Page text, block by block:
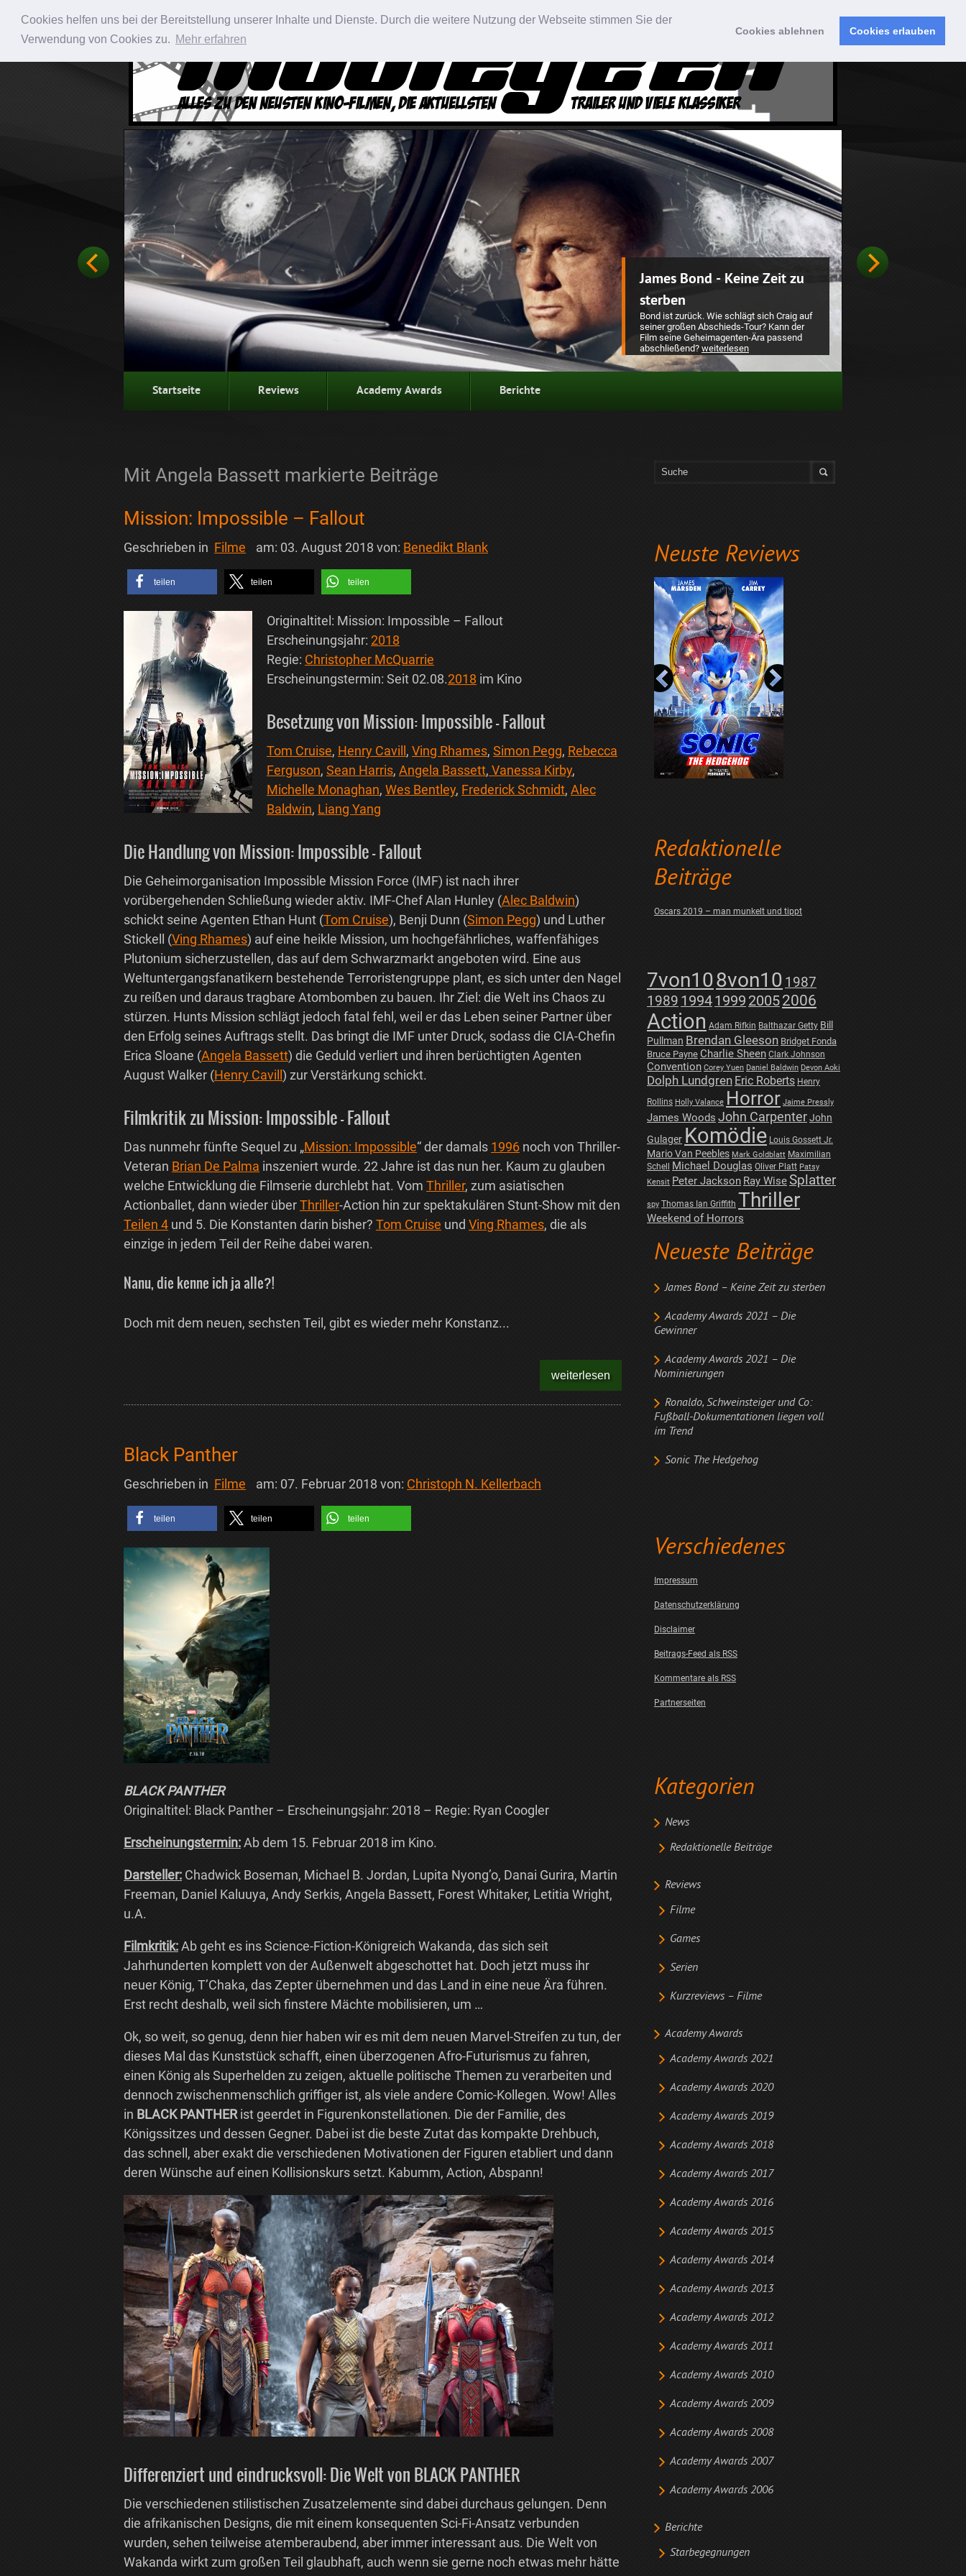
Cookies helfen uns bei der Bereitstellung unserer Inhalte und Dienste. Durch die weitere Nutzung der Webseite stimmen Sie der
Verwendung von Cookies zu. Mehr erfahren
Cookies ablehnen Cookies erlauben
Sonic The Hedgehog
Der blaue Igel rast mit auf die große
Leinwand. Die Frage ist: Anschaubar, oder
Totalschaden?weiterlesen
Startseite Reviews Academy Awards Berichte
Neuste Reviews
Redaktionelle
Beiträge
Oscars 2019 – man munkelt und tippt
7von108von10 1987
1989 19941999 20052006
Action Adam Rifkin Balthazar Getty Bill
Pullman Brendan Gleeson Bridget Fonda
Bruce Payne Charlie Sheen Clark Johnson
Convention Corey Yuen Daniel Baldwin Devon Aoki
Dolph Lundgren Eric Roberts Henry
Rollins Holly Valance Horror Jaime Pressly
James Woods John CarpenterJohn
Gulager Komödie Louis Gossett Jr.
Mario Van Peebles Mark Goldblatt Maximilian
Schell
Michael Douglas Oliver Platt Patsy
Kensit Peter Jackson Ray WiseSplatter
spy Thomas Ian Griffith Thriller
Weekend of Horrors
Neueste Beiträge
James Bond – Keine Zeit zu sterben
Academy Awards 2021 – Die
Gewinner
Academy Awards 2021 – Die
Nominierungen
Ronaldo, Schweinsteiger und Co:
Fußball-Dokumentationen liegen voll
im Trend
Sonic The Hedgehog
Verschiedenes
Impressum
Datenschutzerklärung
Disclaimer
Beitrags-Feed als RSS
Kommentare als RSS
Partnerseiten
Kategorien
News
Redaktionelle Beiträge
Reviews
Filme
Games
Serien
Kurzreviews – Filme
Academy Awards
Academy Awards 2021
Academy Awards 2020
Academy Awards 2019
Academy Awards 2018
Academy Awards 2017
Academy Awards 2016
Academy Awards 2015
Academy Awards 2014
Academy Awards 2013
Academy Awards 2012
Academy Awards 2011
Academy Awards 2010
Academy Awards 2009
Academy Awards 2008
Academy Awards 2007
Academy Awards 2006
Berichte
Starbegegnungen
Mit Angela Bassett markierte Beiträge
Mission: Impossible – Fallout
Geschrieben in Filme am: 03. August 2018 von: Benedikt Blank
teilen teilen teilen
Originaltitel: Mission: Impossible – Fallout
Erscheinungsjahr: 2018
Regie: Christopher McQuarrie
Erscheinungstermin: Seit 02.08.2018 im Kino
Besetzung von Mission: Impossible – Fallout
Tom Cruise, Henry Cavill, Ving Rhames, Simon Pegg, Rebecca
Ferguson, Sean Harris, Angela Bassett, Vanessa Kirby,
Michelle Monaghan, Wes Bentley, Frederick Schmidt, Alec
Baldwin, Liang Yang
Die Handlung von Mission: Impossible – Fallout
Die Geheimorganisation Impossible Mission Force (IMF) ist nach ihrer
vorübergehenden Schließung wieder aktiv. IMF-Chef Alan Hunley (Alec Baldwin)
schickt seine Agenten Ethan Hunt (Tom Cruise), Benji Dunn (Simon Pegg) und Luther
Stickell (Ving Rhames) auf eine heikle Mission, um hochgefährliches, waffenfähiges
Plutonium sicherzustellen, das auf dem Schwarzmarkt angeboten wird. Eine aus
Weltuntergangsfanatikern bestehende Terroristengruppe plant, es sich unter den Nagel
zu reißen und daraus tragbare Atombomben zu bauen. Ihr Ziel: die Welt ins Chaos zu
stürzen. Hunts Mission schlägt jedoch fatal fehl, weil er das Leben seiner Partner über
den Erfolg seines Auftrags stellt. Das bringt die IMF unter Druck, sodass die CIA-Chefin
Erica Sloane (Angela Bassett) die Geduld verliert und ihren berüchtigten Agenten
August Walker (Henry Cavill) zur Verstärkung schickt.
Filmkritik zu Mission: Impossible – Fallout
Das nunmehr fünfte Sequel zu „Mission: Impossible“ der damals 1996 noch von Thriller-
Veteran Brian De Palma inszeniert wurde. 22 Jahre ist das nun her. Kaum zu glauben
welche Entwicklung die Filmserie durchlebt hat. Vom Thriller, zum asiatischen
Actionballet, dann wieder überThriller-Action hin zur spektakulären Stunt-Show mit den
Teilen 4 und 5. Die Konstanten darin bisher? Tom Cruise und Ving Rhames, die als
einzige in jedem Teil der Reihe dabei waren.
Nanu, die kenne ich ja alle?!
Doch mit dem neuen, sechsten Teil, gibt es wieder mehr Konstanz...
weiterlesen
Black Panther
Geschrieben in Filme am: 07. Februar 2018 von: Christoph N. Kellerbach
teilen teilen teilen
BLACK PANTHER
Originaltitel: Black Panther – Erscheinungsjahr: 2018 – Regie: Ryan Coogler
Erscheinungstermin:Ab dem 15. Februar 2018 im Kino.
Darsteller: Chadwick Boseman, Michael B. Jordan, Lupita Nyong’o, Danai Gurira, Martin
Freeman, Daniel Kaluuya, Andy Serkis, Angela Bassett, Forest Whitaker, Letitia Wright,
u.A.
Filmkritik:Ab geht es ins Science-Fiction-Königreich Wakanda, das sich seit
Jahrhunderten komplett von der Außenwelt abgeschottet hat. Doch jetzt muss ihr
neuer König, T’Chaka, das Zepter übernehmen und das Land in eine neue Ära führen.
Erst recht deshalb, weil sich finstere Mächte mobilisieren, um …
Ok, so weit, so genug, denn hier haben wir es mit dem neuen Marvel-Streifen zu tun, der
dieses Mal das Kunststück schafft, einen überzogenen Afro-Futurismus zu fahren,
einen König als Superhelden zu zeigen, aktuelle politische Themen zu verarbeiten und
dennoch zwischenmenschlich griffiger ist, als viele andere Comic-Kollegen. Wow! Alles
in BLACK PANTHER ist geerdet in Figurenkonstellationen. Die der Familie, des
Königssitzes und dessen Gegner. Dabei ist die beste Zutat das kompakte Drehbuch,
das schnell, aber exakt die verschiedenen Motivationen der Figuren etabliert und dann
deren Wünsche auf einen Kollisionskurs setzt. Kabumm, Action, Abspann!
Differenziert und eindrucksvoll: Die Welt von BLACK PANTHER
Die verschiedenen stilistischen Zusatzelemente sind dabei durchaus gelungen. Denn
die afrikanischen Designs, die mit einem konsequenten Sci-Fi-Ansatz verbunden
wurden, sehen teilweise atemberaubend, aber immer interessant aus. Die Welt von
Wakanda wirkt zum großen Teil glaubhaft, auch wenn sie gerne noch etwas mehr hätte